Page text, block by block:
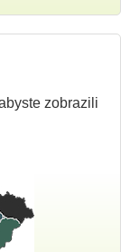
zobrazili